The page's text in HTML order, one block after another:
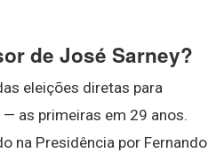
de José Sarney?
eleições diretas para
as primeiras em 29 anos.
na Presidência por Fernando